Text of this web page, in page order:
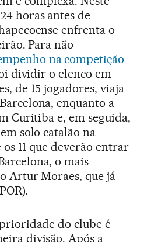
horas antes de
enfrenta o
Para não
na competição
dividir o elenco em
de 15 jogadores, viaja
enquanto a
Curitiba e, em seguida,
solo catalão na
11 que deverão entrar
o mais
Artur Moraes, que já
do clube é
divisão. Após a